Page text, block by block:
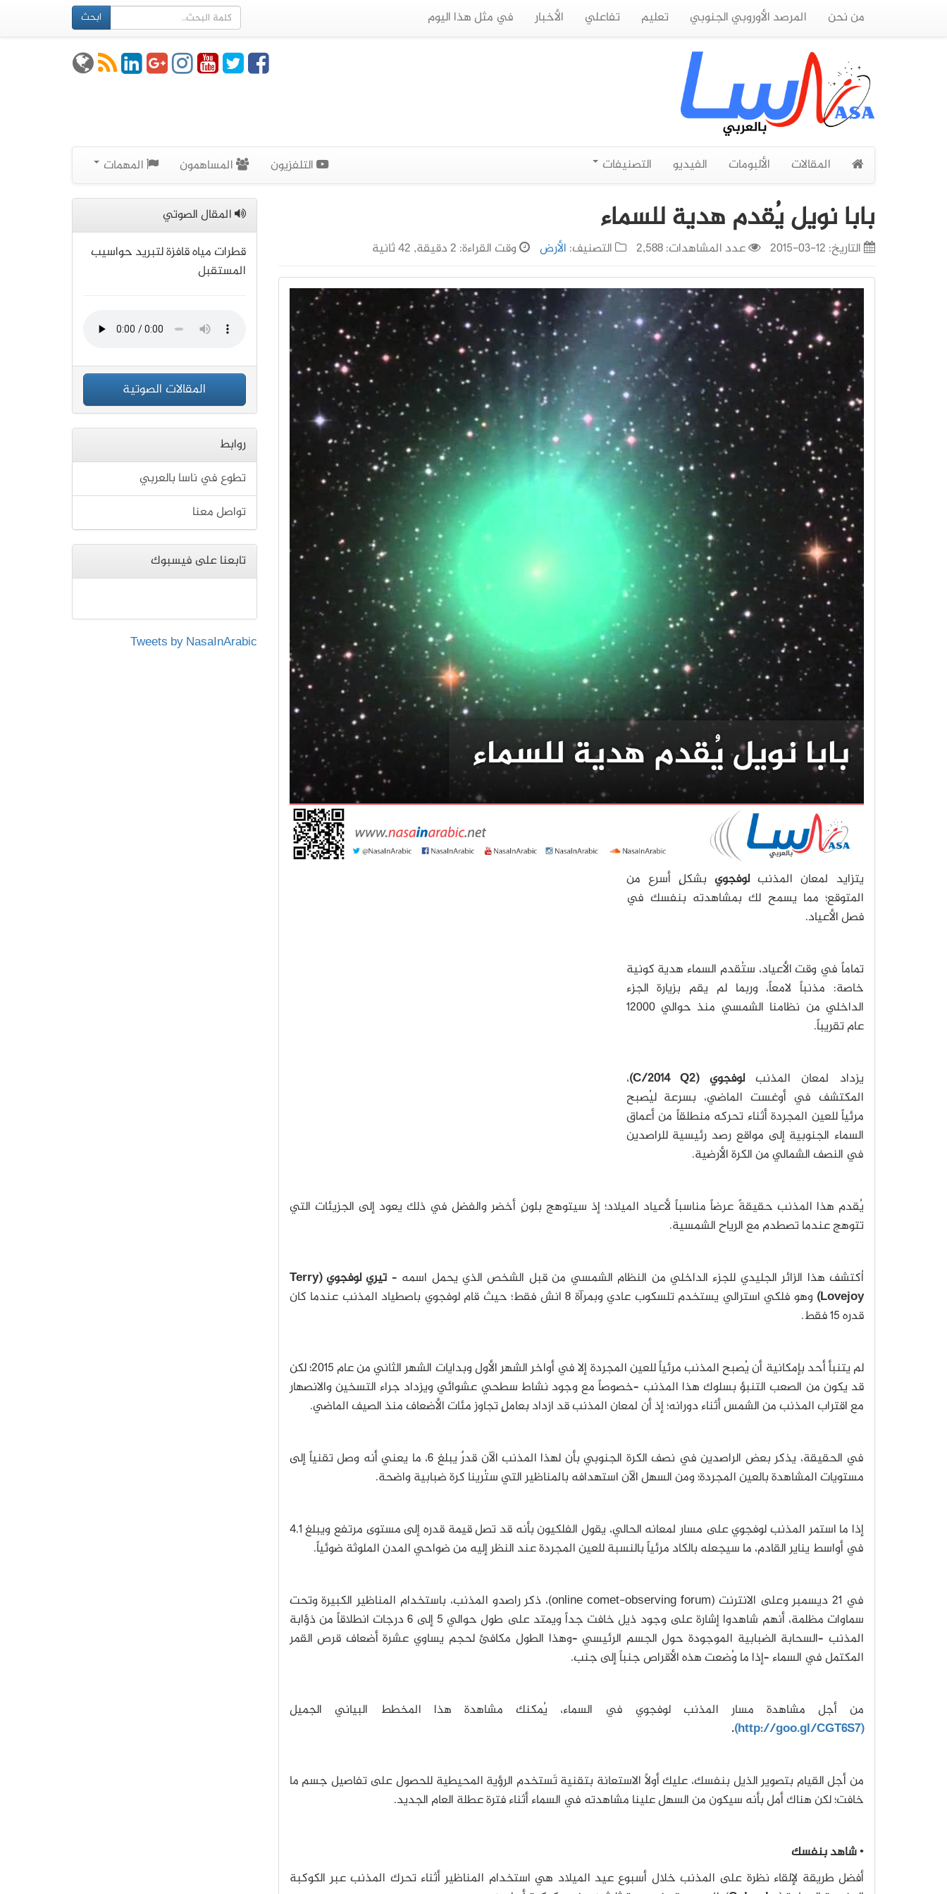
من نحن المرصد الأوروبي الجنوبي تعليم تفاعلي الأخبار في مثل هذا اليوم ابحث
المقالات الألبومات الفيديو التصنيفات التلفزيون المساهمون المهمات
بابا نويل يُقدم هدية للسماء
التاريخ: 12-03-2015 عدد المشاهدات: 2,588 التصنيف: الأرض وقت القراءة: 2 دقيقة, 42 ثانية
يتزايد لمعان المذنبلوفجوي بشكلٍ أسرع من
المتوقع؛ مما يسمح لك بمشاهدته بنفسك في
فصل الأعياد.
تماماً في وقت الأعياد، ستُقدم السماء هدية كونية
خاصة: مذنباً لامعاً، وربما لم يقم بزيارة الجزء
الداخلي من نظامنا الشمسي منذ حوالي 12000
عام تقريباً.
يزداد لمعان المذنب لوفجوي(C/2014 Q2)
،
المكتشف في أوغست الماضي، بسرعة ليُصبح
مرئياً للعين المجردة أثناء تحركه منطلقاً من أعماق
السماء الجنوبية إلى مواقع رصد رئيسية للراصدين
في النصف الشمالي من الكرة الأرضية.
يُقدم هذا المذنب حقيقةً عرضاً مناسباً لأعياد الميلاد؛ إذ سيتوهج بلونٍ أخضر والفضل في ذلك يعود إلى الجزيئات التي
تتوهج عندما تصطدم مع الرياح الشمسية.
اُكتشف هذا الزائر الجليدي للجزء الداخلي من النظام الشمسي من قبل الشخص الذي يحمل اسمه – تيري لوفجوي (Terry
Lovejoy)
وهو فلكي استرالي يستخدم تلسكوب عادي وبمرآة 8 انش فقط؛ حيث قام لوفجوي باصطياد المذنب عندما كان
قدره 15 فقط.
لم يتنبأ أحد بإمكانية أن يُصبح المذنب مرئياً للعين المجردة إلا في أواخر الشهر الأول وبدايات الشهر الثاني من عام 2015؛ لكن
قد يكون من الصعب التنبؤ بسلوك هذا المذنب –خصوصاً مع وجود نشاط سطحي عشوائي ويزداد جراء التسخين والانصهار
مع اقتراب المذنب من الشمس أثناء دورانه؛ إذ أن لمعان المذنب قد ازداد بعاملٍ تجاوز مئات الأضعاف منذ الصيف الماضي.
في الحقيقة، يذكر بعض الراصدين في نصف الكرة الجنوبي بأن لهذا المذنب الآن قدرٌ يبلغ 6، ما يعني أنه وصل تقنياً إلى
مستويات المشاهدة بالعين المجردة؛ ومن السهل الآن استهدافه بالمناظير التي ستُرينا كرة ضبابية واضحة.
إذا ما استمر المذنب لوفجوي على مسار لمعانه الحالي، يقول الفلكيون بأنه قد تصل قيمة قدره إلى مستوى مرتفع ويبلغ 4.1
في أواسط يناير القادم، ما سيجعله بالكاد مرئياً بالنسبة للعين المجردة عند النظر إليه من ضواحي المدن الملوثة ضوئياً.
في 21 ديسمبر وعلى الانترنت (online comet-observing forum)، ذكر راصدو المذنب، باستخدام المناظير الكبيرة وتحت
سماوات مظلمة، أنهم شاهدوا إشارة على وجود ذيل خافت جداً ويمتد على طول حوالي 5 إلى 6 درجات انطلاقاً من ذؤابة
المذنب –السحابة الضبابية الموجودة حول الجسم الرئيسي –وهذا الطول مكافئ لحجم يساوي عشرة أضعاف قرص القمر
المكتمل في السماء –إذا ما وُضعت هذه الأقراص جنباً إلى جنب.
من أجل مشاهدة مسار المذنب لوفجوي في السماء، يُمكنك مشاهدة هذا المخطط البياني الجميل
(http://goo.gl/CGT6S7)
.
من أجل القيام بتصوير الذيل بنفسك، عليك أولاً الاستعانة بتقنية تَستخدم الرؤية المحيطية للحصول على تفاصيل جسم ما
خافت؛ لكن هناك أمل بأنه سيكون من السهل علينا مشاهدته في السماء أثناء فترة عطلة العام الجديد.
•شاهد بنفسك
أفضل طريقة لإلقاء نظرة على المذنب خلال أسبوع عيد الميلاد هي استخدام المناظير أثناء تحرك المذنب عبر الكوكبة
المقال الصوتي
قطرات مياه قافزة لتبريد حواسيب
المستقبل
المقالات الصوتية
روابط
تطوع في ناسا بالعربي
تواصل معنا
تابعنا على فيسبوك
Tweets by NasaInArabic